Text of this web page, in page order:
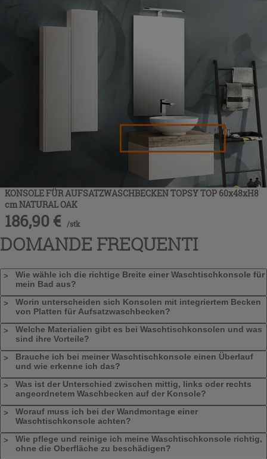
KONSOLE FÜR AUFSATZWASCHBECKEN TOPSY TOP 60x48xH8
cm NATURAL OAK
186,90 € /stk
DOMANDE FREQUENTI
Wie wähle ich die richtige Breite einer Waschtischkonsole für
mein Bad aus?
Worin unterscheiden sich Konsolen mit integriertem Becken
von Platten für Aufsatzwaschbecken?
Welche Materialien gibt es bei Waschtischkonsolen und was
sind ihre Vorteile?
Brauche ich bei meiner Waschtischkonsole einen Überlauf
und wie erkenne ich das?
Was ist der Unterschied zwischen mittig, links oder rechts
angeordnetem Waschbecken auf der Konsole?
Worauf muss ich bei der Wandmontage einer
Waschtischkonsole achten?
Wie pflege und reinige ich meine Waschtischkonsole richtig,
ohne die Oberfläche zu beschädigen?